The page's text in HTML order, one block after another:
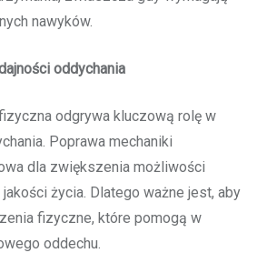
nawyków.
oddychania
odgrywa kluczową rolę w
Poprawa mechaniki
dla zwiększenia możliwości
życia. Dlatego ważne jest, aby
fizyczne, które pomogą w
oddechu.